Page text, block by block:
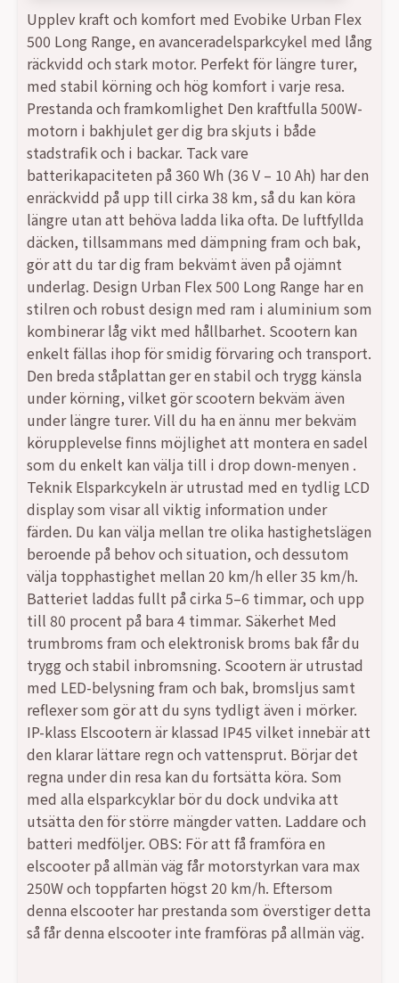
priset
var:
5999,00 kr.
priset
är:
4999,00 kr.
Upplev kraft och komfort med Evobike Urban Flex
500 Long Range, en avanceradelsparkcykel med lång
räckvidd och stark motor. Perfekt för längre turer,
med stabil körning och hög komfort i varje resa.
Prestanda och framkomlighet Den kraftfulla 500W-
motorn i bakhjulet ger dig bra skjuts i både
stadstrafik och i backar. Tack vare
batterikapaciteten på 360 Wh (36 V – 10 Ah) har den
enräckvidd på upp till cirka 38 km, så du kan köra
längre utan att behöva ladda lika ofta. De luftfyllda
däcken, tillsammans med dämpning fram och bak,
gör att du tar dig fram bekvämt även på ojämnt
underlag. Design Urban Flex 500 Long Range har en
stilren och robust design med ram i aluminium som
kombinerar låg vikt med hållbarhet. Scootern kan
enkelt fällas ihop för smidig förvaring och transport.
Den breda ståplattan ger en stabil och trygg känsla
under körning, vilket gör scootern bekväm även
under längre turer. Vill du ha en ännu mer bekväm
körupplevelse finns möjlighet att montera en sadel
som du enkelt kan välja till i drop down-menyen .
Teknik Elsparkcykeln är utrustad med en tydlig LCD
display som visar all viktig information under
färden. Du kan välja mellan tre olika hastighetslägen
beroende på behov och situation, och dessutom
välja topphastighet mellan 20 km/h eller 35 km/h.
Batteriet laddas fullt på cirka 5–6 timmar, och upp
till 80 procent på bara 4 timmar. Säkerhet Med
trumbroms fram och elektronisk broms bak får du
trygg och stabil inbromsning. Scootern är utrustad
med LED-belysning fram och bak, bromsljus samt
reflexer som gör att du syns tydligt även i mörker.
IP-klass Elscootern är klassad IP45 vilket innebär att
den klarar lättare regn och vattensprut. Börjar det
regna under din resa kan du fortsätta köra. Som
med alla elsparkcyklar bör du dock undvika att
utsätta den för större mängder vatten. Laddare och
batteri medföljer. OBS: För att få framföra en
elscooter på allmän väg får motorstyrkan vara max
250W och toppfarten högst 20 km/h. Eftersom
denna elscooter har prestanda som överstiger detta
så får denna elscooter inte framföras på allmän väg.